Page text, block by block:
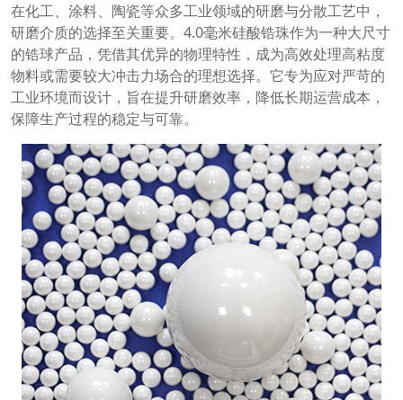
在化工、涂料、陶瓷等众多工业领域的研磨与分散工艺中，
研磨介质的选择至关重要。4.0毫米硅酸锆珠作为一种大尺寸
的锆球产品，凭借其优异的物理特性，成为高效处理高粘度
物料或需要较大冲击力场合的理想选择。它专为应对严苛的
工业环境而设计，旨在提升研磨效率，降低长期运营成本，
保障生产过程的稳定与可靠。